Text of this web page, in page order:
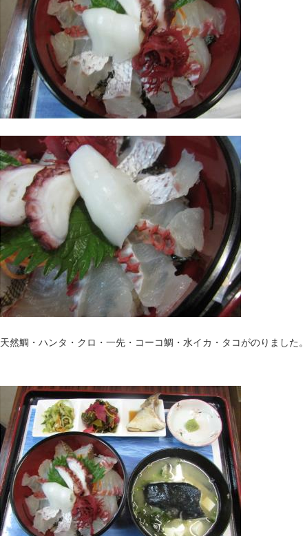
天然鯛・ハンタ・クロ・一先・コーコ鯛・水イカ・タコがのりました。